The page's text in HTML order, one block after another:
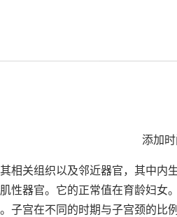
添加
相关组织以及邻近器官，其中内
性器官。它的正常值在育龄妇
子宫在不同的时期与子宫颈的